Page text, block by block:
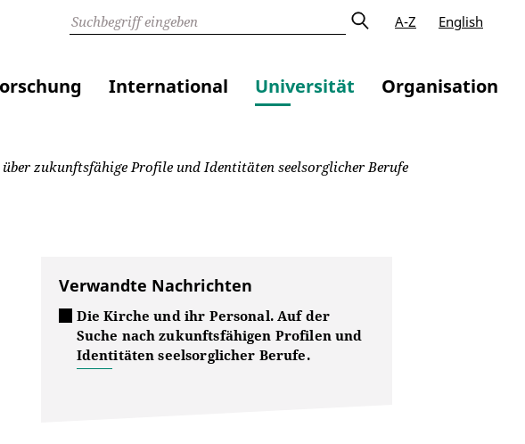
A-Z English
International Universität Organisation
zukunftsfähige Profile und Identitäten seelsorglicher Berufe
Verwandte Nachrichten
Die Kirche und ihr Personal. Auf der
Suche nach zukunftsfähigen Profilen und
Identitäten seelsorglicher Berufe.